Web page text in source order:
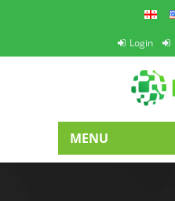
Login
MENU